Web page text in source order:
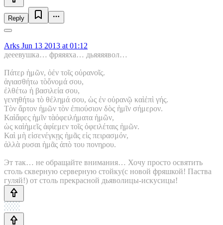
Reply
Arks Jun 13 2013 at 01:12
дееевушка… фряяяха… дьяяяявол…
Πάτερ ἡμῶν, ὁἐν τοῖς οὐρανοῖς.
ἁγιασθήτω τὸὄνομά σου,
ἐλθέτω ἡ βασιλεία σου,
γενηθήτω τὸ θέλημά σου, ὡς ἐν οὐρανῷ καὶἐπὶ γής.
Τὸν ἄρτον ἡμῶν τὸν ἐπιούσιον δὸς ἡμῖν σήμερον.
Καὶἄφες ἡμῖν τὰὀφειλήματα ἡμῶν,
ὡς καὶἡμεῖς ἀφίεμεν τοῖς ὀφειλέταις ἡμῶν.
Καὶ μὴ εἰσενέγκῃς ἡμᾶς εἰς πειρασμόν,
ἀλλὰ ρυσαι ἡμᾶς ἀπὸ του πονηρου.
Эт так… не обращайте внимания… Хочу просто освятить
столь скверную серверную стойку(с новой фряшкой! Паства
гуляй!) от столь прекрасной дьяволицы-искусицы!